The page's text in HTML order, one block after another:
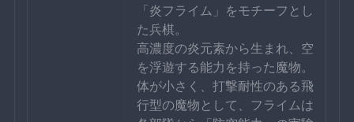
「炎フライム」をモチーフとし
た兵棋。
高濃度の炎元素から生まれ、空
を浮遊する能力を持った魔物。
体が小さく、打撃耐性のある飛
行型の魔物として、フライムは